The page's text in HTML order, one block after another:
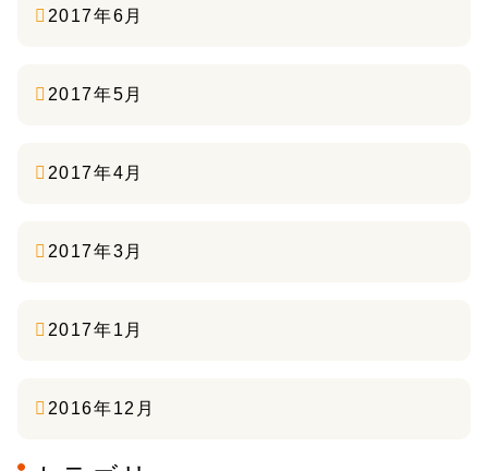
2017年6月
2017年5月
2017年4月
2017年3月
2017年1月
2016年12月